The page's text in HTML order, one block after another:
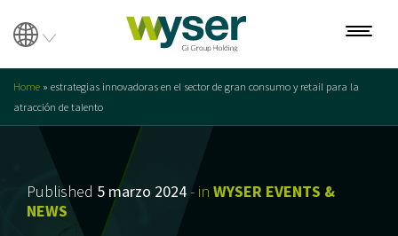
Home » estrategias innovadoras en el sector de gran consumo y retail para la
atracción de talento
Sobre nosotros
Nuestro equipo
Servicios
Published 5 marzo 2024- in WYSER EVENTS &
NEWS